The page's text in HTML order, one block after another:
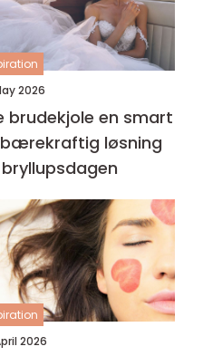
2026
en smart
løsning
2026